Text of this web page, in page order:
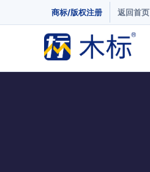
商标/版权注册 返回首页